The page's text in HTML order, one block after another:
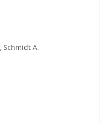
Schmidt A.